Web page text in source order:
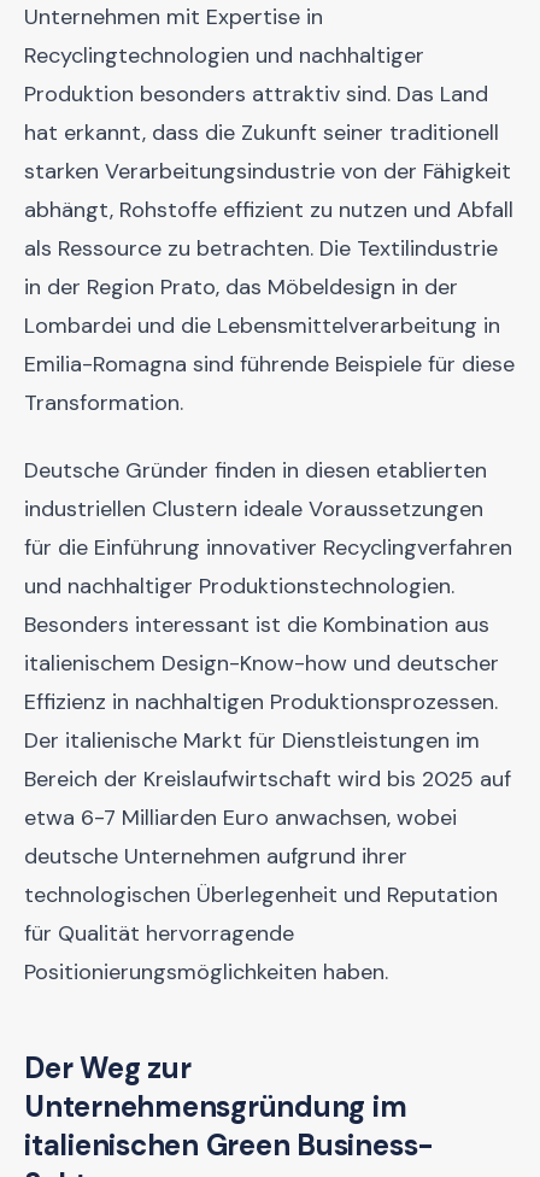
Unternehmen mit Expertise in
Recyclingtechnologien und nachhaltiger
Produktion besonders attraktiv sind. Das Land
hat erkannt, dass die Zukunft seiner traditionell
starken Verarbeitungsindustrie von der Fähigkeit
abhängt, Rohstoffe effizient zu nutzen und Abfall
als Ressource zu betrachten. Die Textilindustrie
in der Region Prato, das Möbeldesign in der
Lombardei und die Lebensmittelverarbeitung in
Emilia-Romagna sind führende Beispiele für diese
Transformation.
Deutsche Gründer finden in diesen etablierten
industriellen Clustern ideale Voraussetzungen
für die Einführung innovativer Recyclingverfahren
und nachhaltiger Produktionstechnologien.
Besonders interessant ist die Kombination aus
italienischem Design-Know-how und deutscher
Effizienz in nachhaltigen Produktionsprozessen.
Der italienische Markt für Dienstleistungen im
Bereich der Kreislaufwirtschaft wird bis 2025 auf
etwa 6-7 Milliarden Euro anwachsen, wobei
deutsche Unternehmen aufgrund ihrer
technologischen Überlegenheit und Reputation
für Qualität hervorragende
Positionierungsmöglichkeiten haben.
Der Weg zur
Unternehmensgründung im
italienischen Green Business-